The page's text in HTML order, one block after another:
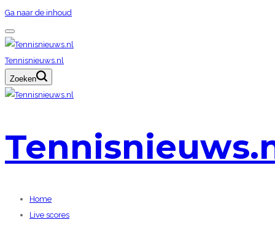
Ga naar de inhoud
Tennisnieuws.nl
Zoeken
Home
Live scores